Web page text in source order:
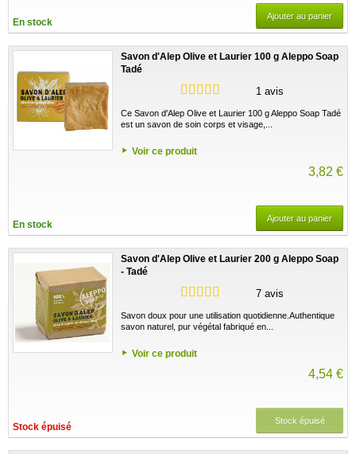
En stock
Ajouter au panier
Savon d'Alep Olive et Laurier 100 g Aleppo Soap
Tadé
1 avis
Ce Savon d'Alep Olive et Laurier 100 g Aleppo Soap Tadé
est un savon de soin corps et visage,...
Voir ce produit
3,82 €
En stock
Ajouter au panier
Savon d'Alep Olive et Laurier 200 g Aleppo Soap
- Tadé
7 avis
Savon doux pour une utilisation quotidienne.Authentique
savon naturel, pur végétal fabriqué en...
Voir ce produit
4,54 €
Stock épuisé
Stock épuisé